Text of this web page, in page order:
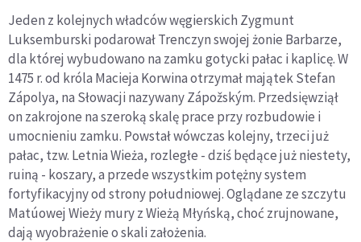
Jeden z kolejnych władców węgierskich Zygmunt
Luksemburski podarował Trenczyn swojej żonie Barbarze,
dla której wybudowano na zamku gotycki pałac i kaplicę. W
1475 r. od króla Macieja Korwina otrzymał majątek Stefan
Zápolya, na Słowacji nazywany Zápožským. Przedsięwziął
on zakrojone na szeroką skalę prace przy rozbudowie i
umocnieniu zamku. Powstał wówczas kolejny, trzeci już
pałac, tzw. Letnia Wieża, rozległe - dziś będące już niestety,
ruiną - koszary, a przede wszystkim potężny system
fortyfikacyjny od strony południowej. Oglądane ze szczytu
Matúowej Wieży mury z Wieżą Młyńską, choć zrujnowane,
dają wyobrażenie o skali założenia.